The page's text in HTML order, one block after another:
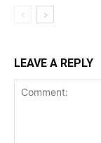
LEAVE A REPLY